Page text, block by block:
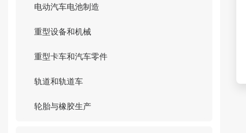
电动汽车电池制造
重型设备和机械
重型卡车和汽车零件
轨道和轨道车
轮胎与橡胶生产